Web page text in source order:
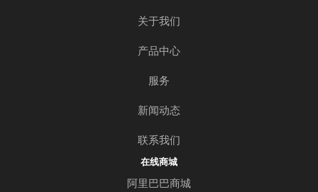
关于我们
产品中心
服务
新闻动态
联系我们
在线商城
阿里巴巴商城